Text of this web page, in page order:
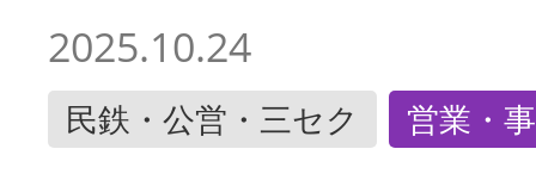
2025.10.24
民鉄・公営・三セク 営業・